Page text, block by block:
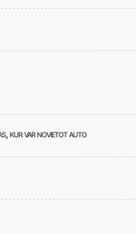
kur var novietot auto